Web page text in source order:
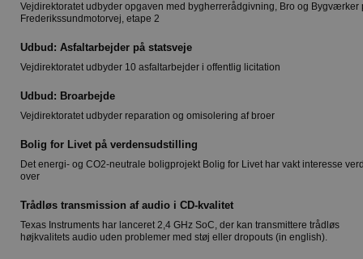
Vejdirektoratet udbyder opgaven med bygherrerådgivning, Bro og Bygværker
Frederikssundmotorvej, etape 2
Udbud: Asfaltarbejder på statsveje
Vejdirektoratet udbyder 10 asfaltarbejder i offentlig licitation
Udbud: Broarbejde
Vejdirektoratet udbyder reparation og omisolering af broer
Bolig for Livet på verdensudstilling
Det energi- og CO2-neutrale boligprojekt Bolig for Livet har vakt interesse
over
Trådløs transmission af audio i CD-kvalitet
Texas Instruments har lanceret 2,4 GHz SoC, der kan transmittere trådløs
højkvalitets audio uden problemer med støj eller dropouts (in english).